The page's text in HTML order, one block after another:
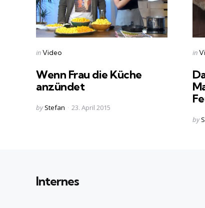
Categories
Posted
inVideo
Wenn Frau die Küche
anzündet
Posted
by Stefan 23. April 2015
in
by
Internes